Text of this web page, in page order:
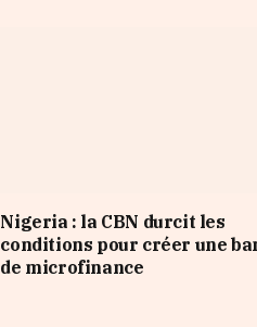
Nigeria : la CBN durcit les
conditions pour créer une
de microfinance